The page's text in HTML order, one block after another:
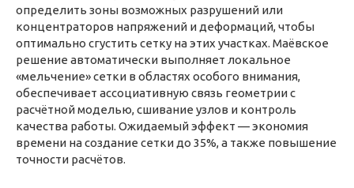
определить зоны возможных разрушений или
концентраторов напряжений и деформаций, чтобы
оптимально сгустить сетку на этих участках. Маёвское
решение автоматически выполняет локальное
«мельчение» сетки в областях особого внимания,
обеспечивает ассоциативную связь геометрии с
расчётной моделью, сшивание узлов и контроль
качества работы. Ожидаемый эффект — экономия
времени на создание сетки до 35%, а также повышение
точности расчётов.